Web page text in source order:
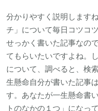
分かりやすく説明します
チ」について毎日コツコ
せっかく書いた記事なの
てもらいたいですよね。
について、調べると、検
生懸命自分が書いた記事
す。あなたが一生懸命書
トのなかの１つ」になっ